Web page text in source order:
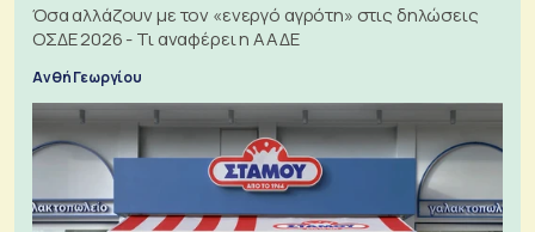
Όσα αλλάζουν με τον «ενεργό αγρότη» στις δηλώσεις
ΟΣΔΕ 2026 - Τι αναφέρει η ΑΑΔΕ
Ανθή Γεωργίου